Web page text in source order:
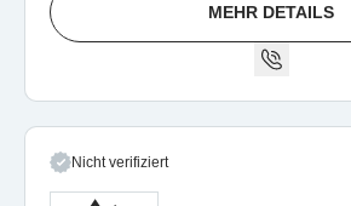
MEHR DETAILS
Nicht verifiziert